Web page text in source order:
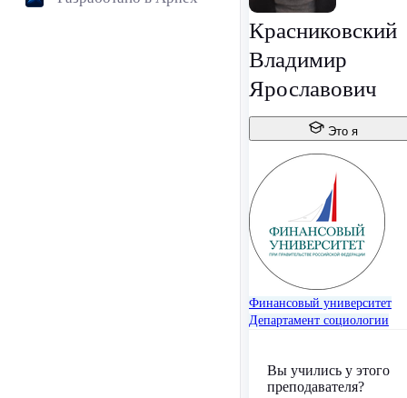
Красниковский
Владимир
Ярославович
Это я
Финансовый университет
Департамент социологии
Вы учились у этого
преподавателя?